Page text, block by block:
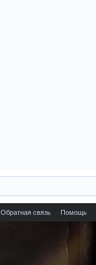
Обратная связь Помощь